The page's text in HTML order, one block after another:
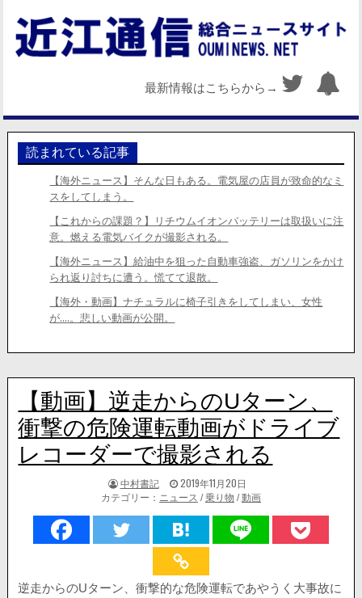
最新情報はこちらから→
読まれている記事
【海外ニュース】そんな日もある。電気屋の店員が致命的なミ
スをしてしまう。
【これからの課題？】リチウムイオンバッテリーは取扱いに注
意。燃える電気バイクが撮影される。
【海外ニュース】給油中を狙った自動車強盗、ガソリンをかけ
られ返り討ちに遭う。慌てて退散。
【海外・動画】ナチュラルに椅子引きをしてしまい、女性
が….。悲しい動画が公開。
【動画】逆走からのUターン、
衝撃の危険運転動画がドライブ
レコーダーで撮影される
著
者:
中村書記
掲
載
日：
2019年11月20日
カテゴリー： ニュース /乗り物 /動画
逆走からのUターン、衝撃的な危険運転であやうく大事故に